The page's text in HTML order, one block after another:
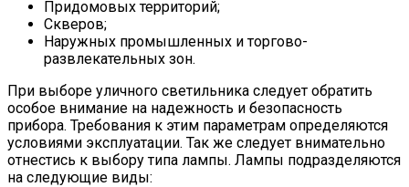
Придомовых территорий;
Скверов;
Наружных промышленных и торгово-
развлекательных зон.
При выборе уличного светильника следует обратить
особое внимание на надежность и безопасность
прибора. Требования к этим параметрам определяются
условиями эксплуатации. Так же следует внимательно
отнестись к выбору типа лампы. Лампы подразделяются
на следующие виды: